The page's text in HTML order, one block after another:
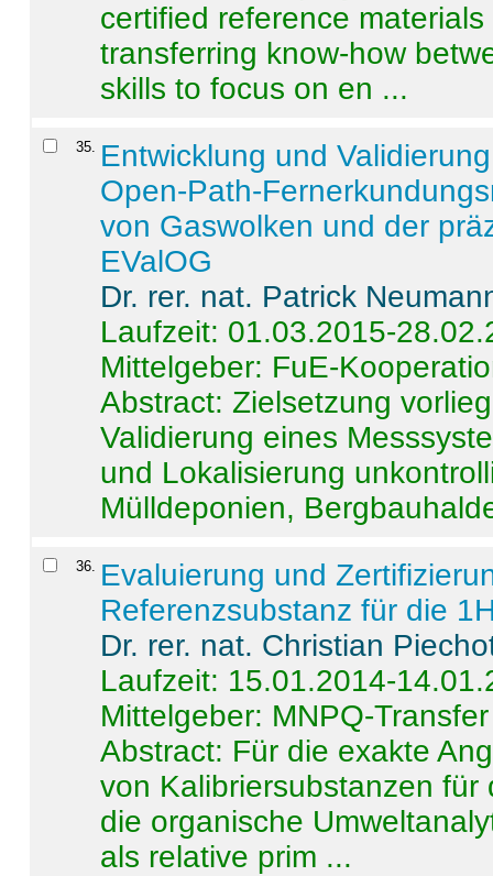
certified reference
transferring know-how
skills to focus on en ...
35. Entwicklung und
Open-Path-
von Gaswolken und der
EValOG
Dr. rer. nat. Patrick
Laufzeit: 01.03.2015-
Mittelgeber: FuE-
Abstract:Zielsetzung
Validierung eines
und Lokalisierung
Mülldeponien,
36. Evaluierung und
Referenzsubstanz für die
Dr. rer. nat. Christian
Laufzeit: 15.01.2014-
Mittelgeber: MNPQ-Transfer
Abstract: Für die exakte
von Kalibriersubstanzen
die organische
als relative prim ...